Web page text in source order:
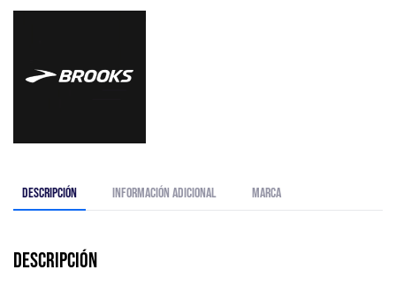
Descripción Información adicional Marca
Descripción